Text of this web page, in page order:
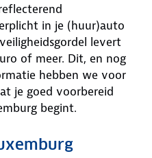
in je (huur)auto
levert
of meer. Dit, en nog
hebben we voor
je goed voorbereid
begint.